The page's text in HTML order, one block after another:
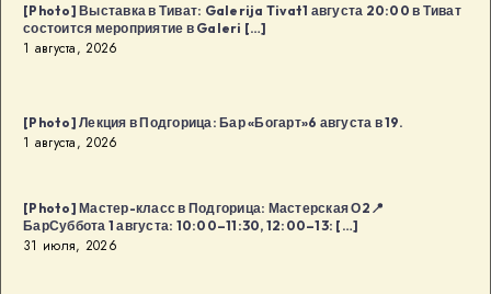
[Photo] Выставка в Тиват: Galerija Tivat1 августа 20:00 в Тиват
состоится мероприятие в Galeri […]
1 августа, 2026
[Photo] Лекция в Подгорица: Бар «Богарт»6 августа в 19.
1 августа, 2026
[Photo] Мастер-класс в Подгорица: Мастерская О2📍
БарСуббота 1 августа: 10:00–11:30, 12:00–13: […]
31 июля, 2026